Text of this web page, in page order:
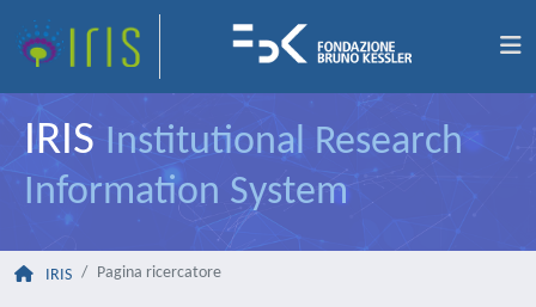
IRIS Institutional Research
Information System
IRIS Pagina ricercatore